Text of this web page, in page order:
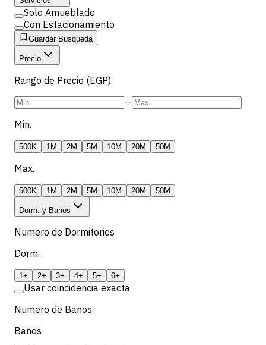
Solo Amueblado
Con Estacionamiento
Guardar Busqueda
Precio
Rango de Precio (EGP)
—
Min.
500K 1M 2M 5M 10M 20M 50M
Max.
500K 1M 2M 5M 10M 20M 50M
Dorm. y Banos
Numero de Dormitorios
Dorm.
1+ 2+ 3+ 4+ 5+ 6+
Usar coincidencia exacta
Numero de Banos
Banos